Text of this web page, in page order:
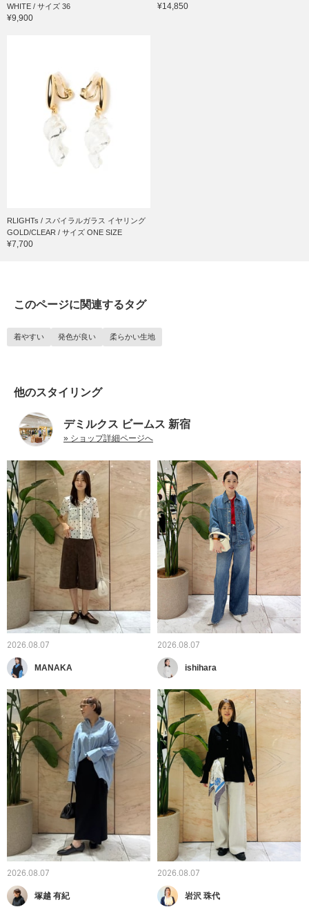
WHITE / サイズ 36
¥9,900
¥14,850
RLIGHTs / スパイラルガラス イヤリング
GOLD/CLEAR / サイズ ONE SIZE
¥7,700
このページに関連するタグ
着やすい 発色が良い 柔らかい生地
他のスタイリング
デミルクス ビームス 新宿
» ショップ詳細ページへ
2026.08.07
MANAKA
2026.08.07
ishihara
2026.08.07
塚越 有紀
2026.08.07
岩沢 珠代